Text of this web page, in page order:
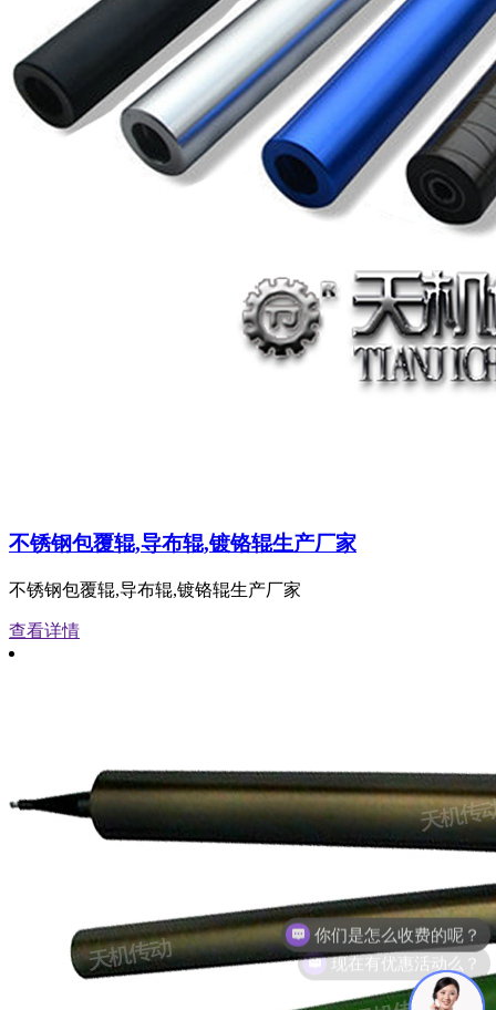
不锈钢包覆辊,导布辊,镀铬辊生产厂家
不锈钢包覆辊,导布辊,镀铬辊生产厂家
查看详情
现在有优惠活动么？